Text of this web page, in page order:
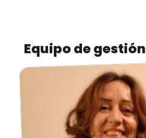
Equipo de gestión